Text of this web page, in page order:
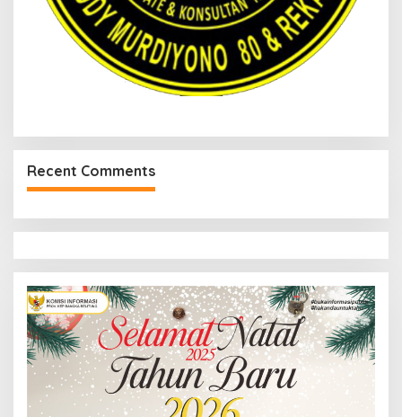
Recent Comments